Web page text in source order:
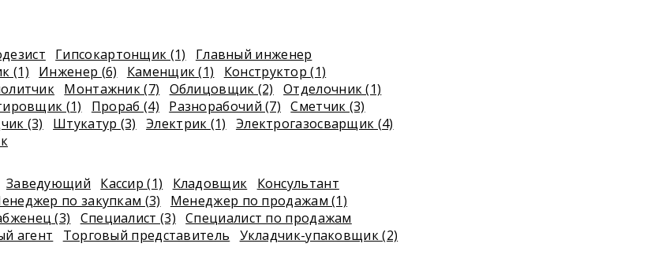
Гипсокартонщик (1)
Главный инженер
(1) Инженер (6) Каменщик (1)
Конструктор (1)
Монтажник (7) Облицовщик (2)
Отделочник (1)
(1) Прораб (4) Разнорабочий (7)
Сметчик (3)
(3) Штукатур (3) Электрик (1)
Электрогазосварщик (4)
Заведующий Кассир (1) Кладовщик
Консультант
по закупкам (3)
Менеджер по продажам (1)
(3) Специалист (3) Специалист по продажам
агент Торговый представитель
Укладчик-упаковщик (2)